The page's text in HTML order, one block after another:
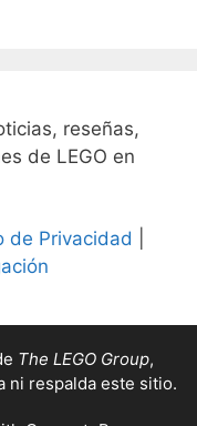
reseñas,
de LEGO en
de Privacidad
The LEGO Group,
ni respalda este sitio.